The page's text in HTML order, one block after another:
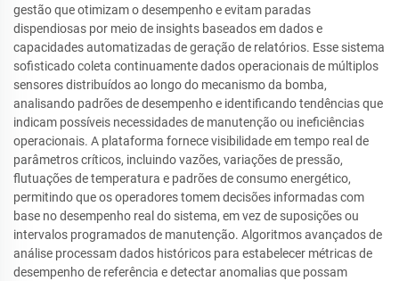
gestão que otimizam o desempenho e evitam paradas
dispendiosas por meio de insights baseados em dados e
capacidades automatizadas de geração de relatórios. Esse sistema
sofisticado coleta continuamente dados operacionais de múltiplos
sensores distribuídos ao longo do mecanismo da bomba,
analisando padrões de desempenho e identificando tendências que
indicam possíveis necessidades de manutenção ou ineficiências
operacionais. A plataforma fornece visibilidade em tempo real de
parâmetros críticos, incluindo vazões, variações de pressão,
flutuações de temperatura e padrões de consumo energético,
permitindo que os operadores tomem decisões informadas com
base no desempenho real do sistema, em vez de suposições ou
intervalos programados de manutenção. Algoritmos avançados de
análise processam dados históricos para estabelecer métricas de
desempenho de referência e detectar anomalias que possam